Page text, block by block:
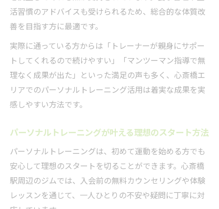
と注意点
パーソナルトレーニング利用者のボディメ
イク体験談
ダイエットもサポートする全身運動の効果
的な活用法
パーソナルトレーニングを継続するための秘訣
パーソナルトレーニング継続のコツと全身
モチベーションを保つ全身運動の続け方を
解説
心斎橋駅で通い続けるためのジム活用方法
パーソナルトレーニングで得られる継続サ
ポート体制
活習慣のアドバイスも受けられるため、総合的な体質改
善を目指す方に最適です。
実際に通っている方からは「トレーナーが親身にサポー
トしてくれるので続けやすい」「マンツーマン指導で無
理なく成果が出た」といった満足の声も多く、心斎橋エ
リアでのパーソナルトレーニング活用は着実な成果を実
感しやすい方法です。
パーソナルトレーニングが叶える理想のスタート方法
パーソナルトレーニングは、初めて運動を始める方でも
安心して理想のスタートを切ることができます。心斎橋
駅周辺のジムでは、入会前の無料カウンセリングや体験
レッスンを通じて、一人ひとりの不安や疑問に丁寧に対